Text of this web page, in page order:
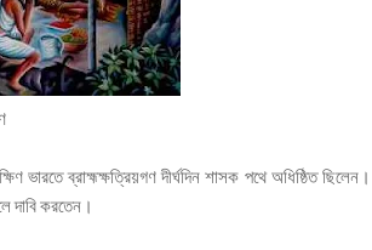
ভারতে ব্রাহ্মক্ষত্রিয়গণ দীর্ঘদিন শাসক পথে অধিষ্ঠিত ছিলেন।
দাবি করতেন।